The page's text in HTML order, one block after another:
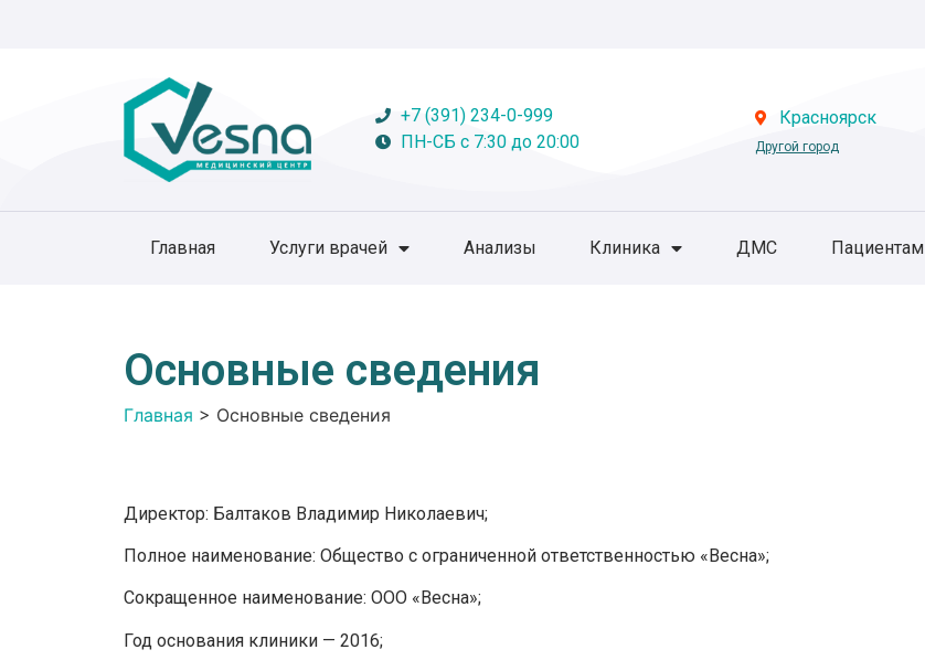
+7 (391) 234-0-999
ПН-СБ с 7:30 до 20:00
Красноярск
Другой город
Главная Услуги врачей Анализы Клиника ДМС Пациентам
Основные сведения
Главная > Основные сведения
Директор: Балтаков Владимир Николаевич;
Полное наименование: Общество с ограниченной ответственностью «Весна»;
Сокращенное наименование: ООО «Весна»;
Год основания клиники — 2016;